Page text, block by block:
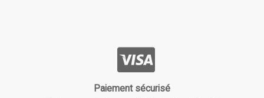
Paiement sécurisé